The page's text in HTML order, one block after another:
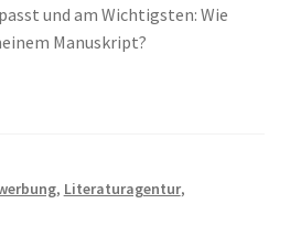
und am Wichtigsten: Wie
Manuskript?
, Literaturagentur,